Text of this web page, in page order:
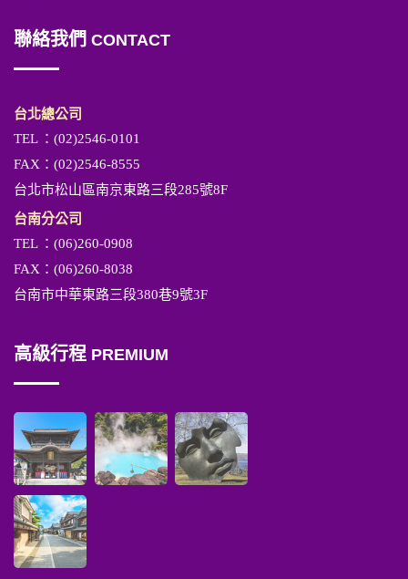
聯絡我們 CONTACT
台北總公司
TEL ：(02)2546-0101
FAX：(02)2546-8555
台北市松山區南京東路三段285號8F
台南分公司
TEL ：(06)260-0908
FAX：(06)260-8038
台南市中華東路三段380巷9號3F
高級行程 PREMIUM